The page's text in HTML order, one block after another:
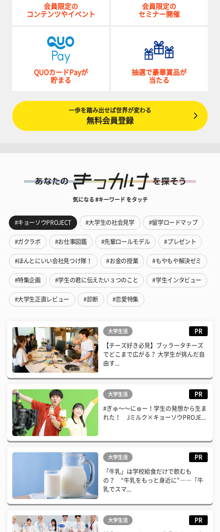
会員限定の
コンテンツやイベント
会員限定の
セミナー開催
QUOカードPayが
貯まる
抽選で豪華賞品が
当たる
一歩を踏み出せば世界が変わる
無料会員登録
気になる #キーワード をタッチ
#キョーソウPROJECT #大学生の社会見学 #留学ロードマップ
#ガクラボ #お仕事図鑑 #先輩ロールモデル #プレゼント
#ほんとにいい会社見つけ隊！ #お金の授業 #もやもや解決ゼミ
#特集企画 #学生の君に伝えたい３つのこと #学生インタビュー
#大学生正直レビュー #診断 #恋愛特集
大学生活 PR
【チーズ好き必見】ブッラータチーズ
でどこまで広がる？ 大学生が挑んだ自
由す...
大学生活 PR
#ぎゅ〜〜にゅー！学生の発想から生ま
れた！ Jミルク×キョーソウPROJE...
大学生活 PR
「牛乳」は学校給食だけで飲むも
の？ “牛乳をもっと身近に”――「牛
乳でスマ...
大学生活 PR